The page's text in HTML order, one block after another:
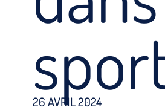
26 AVRIL 2024